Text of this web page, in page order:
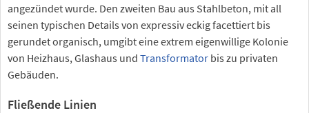
angezündet wurde. Den zweiten Bau aus Stahlbeton, mit all
seinen typischen Details von expressiv eckig facettiert bis
gerundet organisch, umgibt eine extrem eigenwillige Kolonie
von Heizhaus, Glashaus und Transformator bis zu privaten
Gebäuden.
Fließende Linien